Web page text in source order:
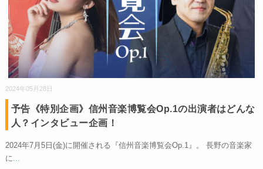
2024年05月28日
予告《特別企画》信州音楽博覧会Op.1の出演者はどんな
人？インタビュー企画！
2024年7月5日(金)に開催される『信州音楽博覧会Op.1』。 長野の音楽家
に...